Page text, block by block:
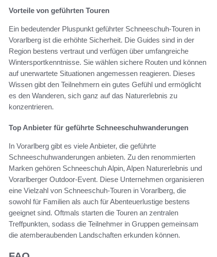
Vorteile von geführten Touren
Ein bedeutender Pluspunkt geführter Schneeschuh-Touren in
Vorarlberg ist die erhöhte Sicherheit. Die Guides sind in der
Region bestens vertraut und verfügen über umfangreiche
Wintersportkenntnisse. Sie wählen sichere Routen und können
auf unerwartete Situationen angemessen reagieren. Dieses
Wissen gibt den Teilnehmern ein gutes Gefühl und ermöglicht
es den Wanderen, sich ganz auf das Naturerlebnis zu
konzentrieren.
Top Anbieter für geführte Schneeschuhwanderungen
In Vorarlberg gibt es viele Anbieter, die geführte
Schneeschuhwanderungen anbieten. Zu den renommierten
Marken gehören Schneeschuh Alpin, Alpen Naturerlebnis und
Vorarlberger Outdoor-Event. Diese Unternehmen organisieren
eine Vielzahl von Schneeschuh-Touren in Vorarlberg, die
sowohl für Familien als auch für Abenteuerlustige bestens
geeignet sind. Oftmals starten die Touren an zentralen
Treffpunkten, sodass die Teilnehmer in Gruppen gemeinsam
die atemberaubenden Landschaften erkunden können.